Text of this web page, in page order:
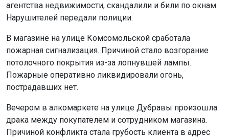
агентства недвижимости, скандалили и били по окнам.
Нарушителей передали полиции.
В магазине на улице Комсомольской сработала
пожарная сигнализация. Причиной стало возгорание
потолочного покрытия из-за лопнувшей лампы.
Пожарные оперативно ликвидировали огонь,
пострадавших нет.
Вечером в алкомаркете на улице Дубравы произошла
драка между покупателем и сотрудником магазина.
Причиной конфликта стала грубость клиента в адрес